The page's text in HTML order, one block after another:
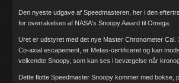
Den nyeste udgave af Speedmasteren, her i den
for overrakelsen af NASA's Snoopy Award til Omega.
Uret er udstyret med det nye Master Chronometer
Co-axial escapement, er Metas-certificeret og kan
velkendte Snoopy, som kan ses i bevægelse når
Dette flotte Speedmaster Snoopy kommer med bokse,